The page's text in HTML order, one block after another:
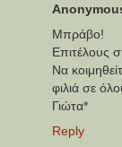
Μπράβο!
Επιτέλους
Να
φιλιά σε
Γιώτα*
Reply